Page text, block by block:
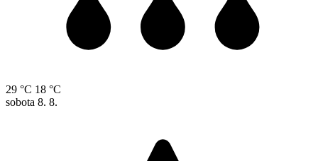
29 °C 18 °C
sobota 8. 8.